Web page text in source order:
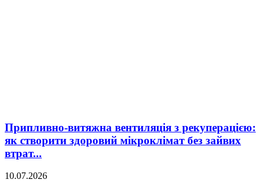
Припливно-витяжна вентиляція з рекуперацією:
як створити здоровий мікроклімат без зайвих
втрат...
10.07.2026